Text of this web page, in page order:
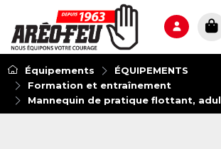
Équipements
ÉQUIPEMENTS
Formation et entraînement
Mannequin de pratique flottant,